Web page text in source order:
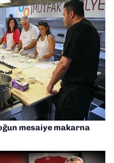
mesaiye makarna